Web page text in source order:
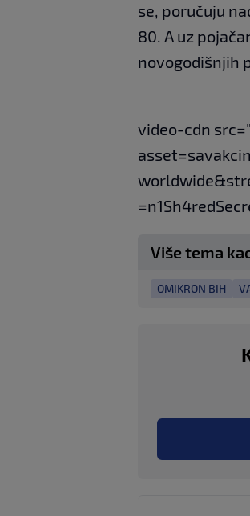
se, poručuju
80. A uz
novogodišnjih
video-cdn
Više tema
OMIKRON BIH